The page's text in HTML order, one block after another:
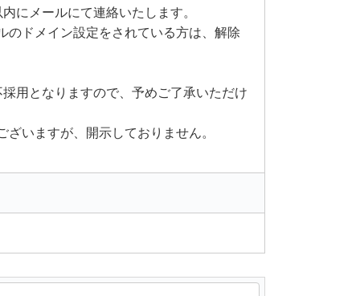
にメールにて連絡いたします。
のドメイン設定をされている方は、解除
用となりますので、予めご了承いただけ
いますが、開示しておりません。